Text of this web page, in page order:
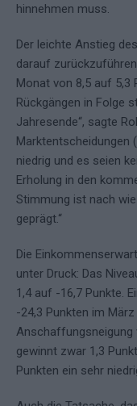
hinnehmen muss.
Der leichte Anstieg
darauf
Monat von 8,5 auf 5,3
Rückgängen in Folge
Jahresende“, sagte
Marktentscheidungen
niedrig und es seien
Erholung in den
Stimmung ist nach
geprägt.“
Die
unter Druck: Das
1,4 auf -16,7 Punkte.
-24,3 Punkten im
Anschaffungsneigung
gewinnt zwar 1,3
Punkten ein sehr